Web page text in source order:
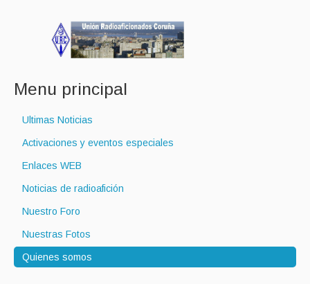
Menu principal
Ultimas Noticias
Activaciones y eventos especiales
Enlaces WEB
Noticias de radioafición
Nuestro Foro
Nuestras Fotos
Quienes somos